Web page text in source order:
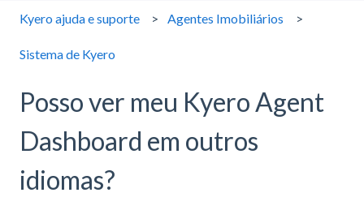
Kyero ajuda e suporte Agentes Imobiliários
Sistema de Kyero
Posso ver meu Kyero Agent
Dashboard em outros
idiomas?